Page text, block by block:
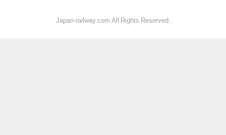
Japan-railway.com All Rights Reserved.